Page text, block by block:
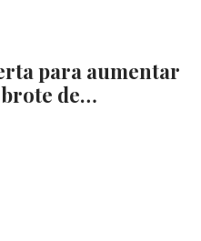
para aumentar
de…